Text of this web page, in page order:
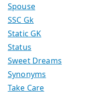
Spouse
SSC Gk
Static GK
Status
Sweet Dreams
Synonyms
Take Care